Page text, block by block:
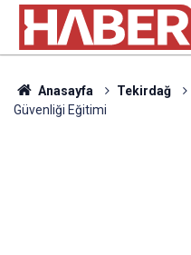
Anasayfa Tekirdağ
Güvenliği Eğitimi